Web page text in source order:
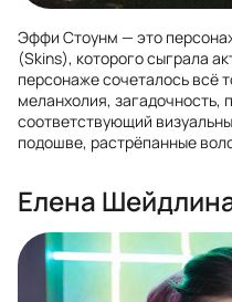
Эффи Стоунм — это
(Skins), которого сыграла
персонаже сочеталось всё
меланхолия, загадочность,
соответствующий
подошве, растрёпанные
Елена